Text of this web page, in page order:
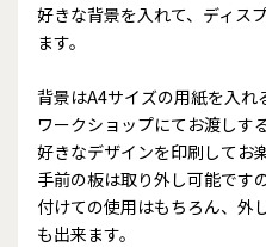
好きな背景を入れて、ディス
ます。
背景はA4サイズの用紙を入れ
ワークショップにてお渡しす
好きなデザインを印刷してお
手前の板は取り外し可能です
付けての使用はもちろん、外
も出来ます。